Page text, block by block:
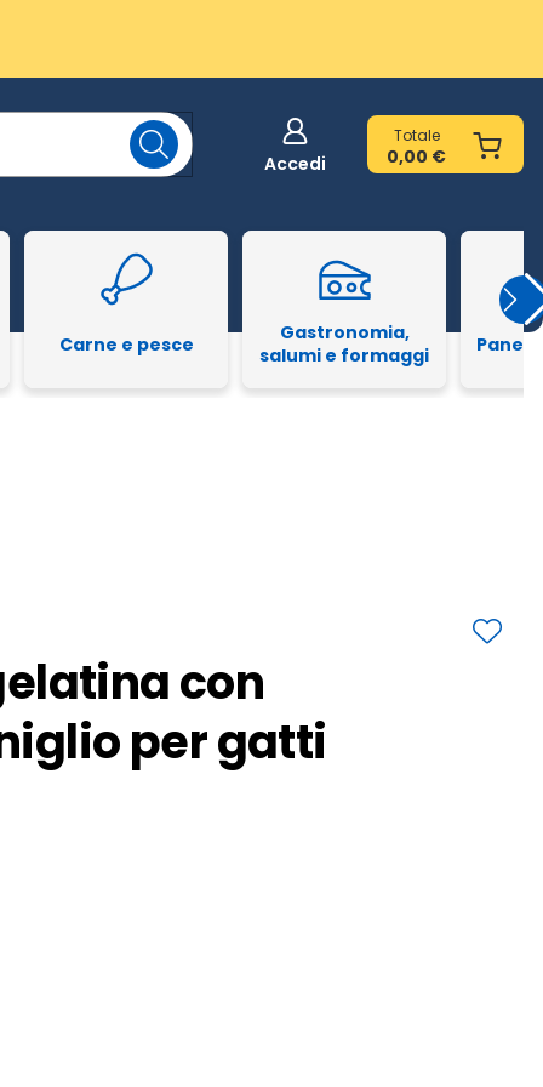
Accedi
Totale
0,00 €
Carne e pesce
Gastronomia,
salumi e formaggi
Pane
con
per gatti